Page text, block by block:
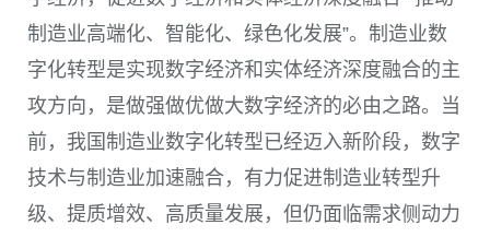
制造业高端化、智能化、绿色化发展”。制造业数
字化转型是实现数字经济和实体经济深度融合的主
攻方向，是做强做优做大数字经济的必由之路。当
前，我国制造业数字化转型已经迈入新阶段，数字
技术与制造业加速融合，有力促进制造业转型升
级、提质增效、高质量发展，但仍面临需求侧动力